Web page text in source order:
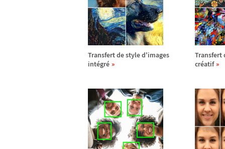
Transfert de style d'images
intégré
Transfert
créatif